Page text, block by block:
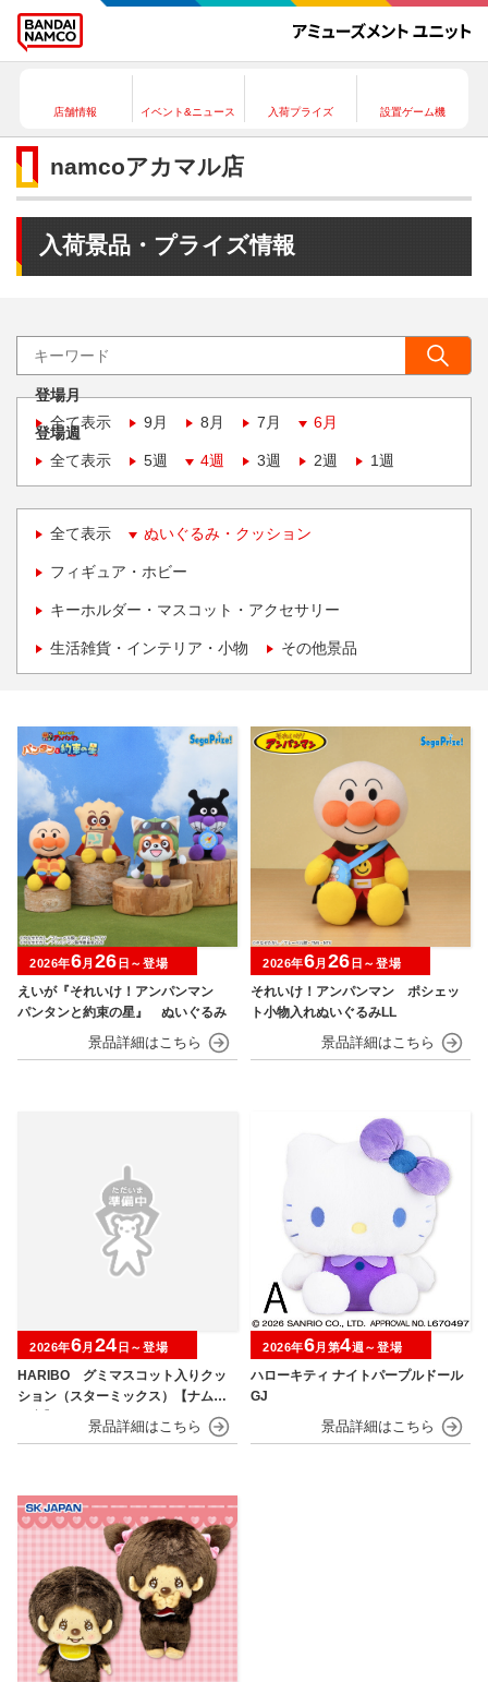
店舗情報 イベント&ニュース 入荷プライズ 設置ゲーム機
namcoアカマル店
入荷景品・プライズ情報
登場月
全て表示
9月 8月 7月 6月
登場週
全て表示
5週 4週 3週 2週 1週
全て表示 ぬいぐるみ・クッション
フィギュア・ホビー
キーホルダー・マスコット・アクセサリー
生活雑貨・インテリア・小物 その他景品
えいが『それいけ！アンパンマン
パンタンと約束の星』 ぬいぐるみ
2026年6月 26 日～登場
それいけ！アンパンマン ポシェッ
ト小物入れぬいぐるみLL
2026年6月 26 日～登場
HARIBO グミマスコット入りクッ
ション（スターミックス）【ナムコ
2026年6月 24 日～登場
ハローキティ ナイトパープルドール
GJ
2026年6月第4週～登場